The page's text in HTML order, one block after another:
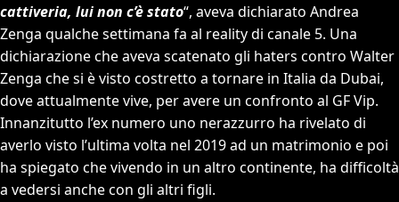
cattiveria, lui non c’è stato“, aveva dichiarato Andrea
Zenga qualche settimana fa al reality di canale 5. Una
dichiarazione che aveva scatenato gli haters contro Walter
Zenga che si è visto costretto a tornare in Italia da Dubai,
dove attualmente vive, per avere un confronto al GF Vip.
Innanzitutto l’ex numero uno nerazzurro ha rivelato di
averlo visto l’ultima volta nel 2019 ad un matrimonio e poi
ha spiegato che vivendo in un altro continente, ha difficoltà
a vedersi anche con gli altri figli.